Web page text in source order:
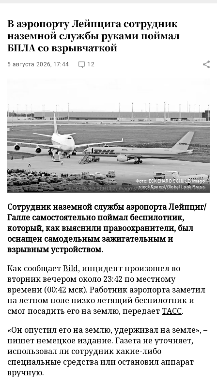
В аэропорту Лейпцига сотрудник
наземной службы руками поймал
БПЛА со взрывчаткой
5 августа 2026, 17:44 12
Фото: ECKEHARD SCHULZ/imago
stock&peopl/Global Look Press
Сотрудник наземной службы аэропорта Лейпциг/
Галле самостоятельно поймал беспилотник,
который, как выяснили правоохранители, был
оснащен самодельным зажигательным и
взрывным устройством.
Как сообщаетBild, инцидент произошел во
вторник вечером около 23:42 по местному
времени (00:42 мск). Работник аэропорта заметил
на летном поле низко летящий беспилотник и
смог посадить его на землю, передаетТАСС.
«Он опустил его на землю, удерживал на земле», –
пишет немецкое издание. Газета не уточняет,
использовал ли сотрудник какие-либо
специальные средства или остановил аппарат
вручную.